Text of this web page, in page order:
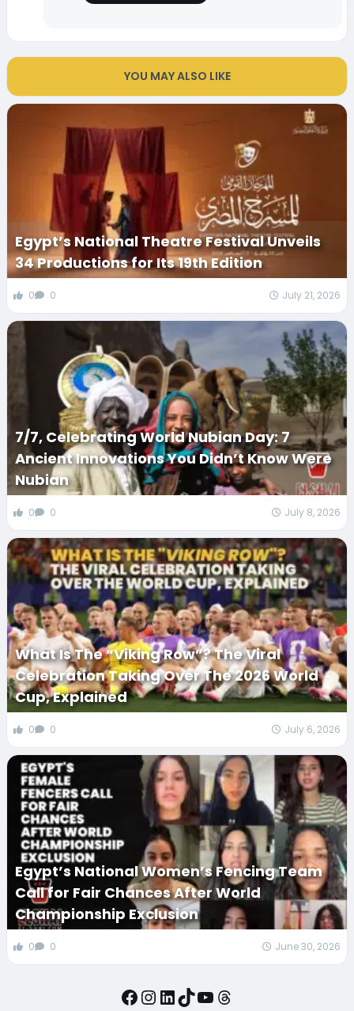
YOU MAY ALSO LIKE
Egypt’s National Theatre Festival Unveils
34 Productions for Its 19th Edition
0 0 July 21, 2026
7/7, Celebrating World Nubian Day: 7
Ancient Innovations You Didn’t Know Were
Nubian
0 0 July 8, 2026
What Is The “Viking Row”? The Viral
Celebration Taking Over The 2026 World
Cup, Explained
0 0 July 6, 2026
Egypt’s National Women’s Fencing Team
Call for Fair Chances After World
Championship Exclusion
0 0 June 30, 2026
Facebook
Instagram
LinkedIn
TikTok
YouTube
Threads